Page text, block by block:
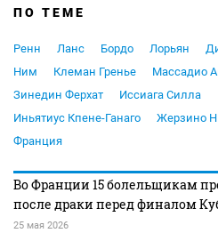
ПО ТЕМЕ
Ренн Ланс Бордо Лорьян
Ним
Клеман Гренье Массадио
Зинедин Ферхат
Иссиага Силла
Иньятиус Кпене-Ганаго
Жерзино
Франция
Во Франции 15 болельщикам
после драки перед финалом
25 мая 2026